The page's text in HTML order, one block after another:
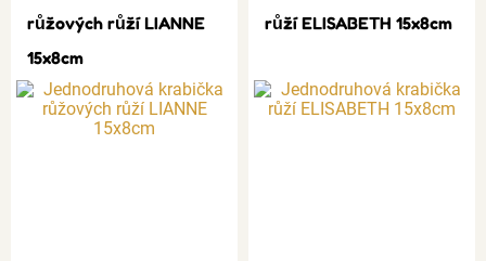
růžových růží LIANNE
15x8cm
růží ELISABETH 15x8cm